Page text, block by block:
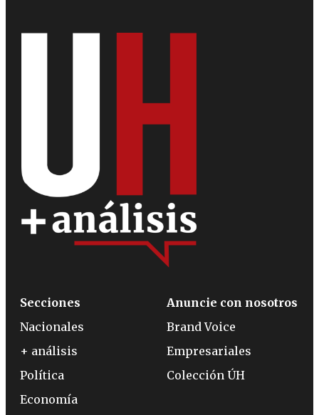
Secciones
Nacionales
+ análisis
Política
Economía
Anuncie con nosotros
Brand Voice
Empresariales
Colección ÚH